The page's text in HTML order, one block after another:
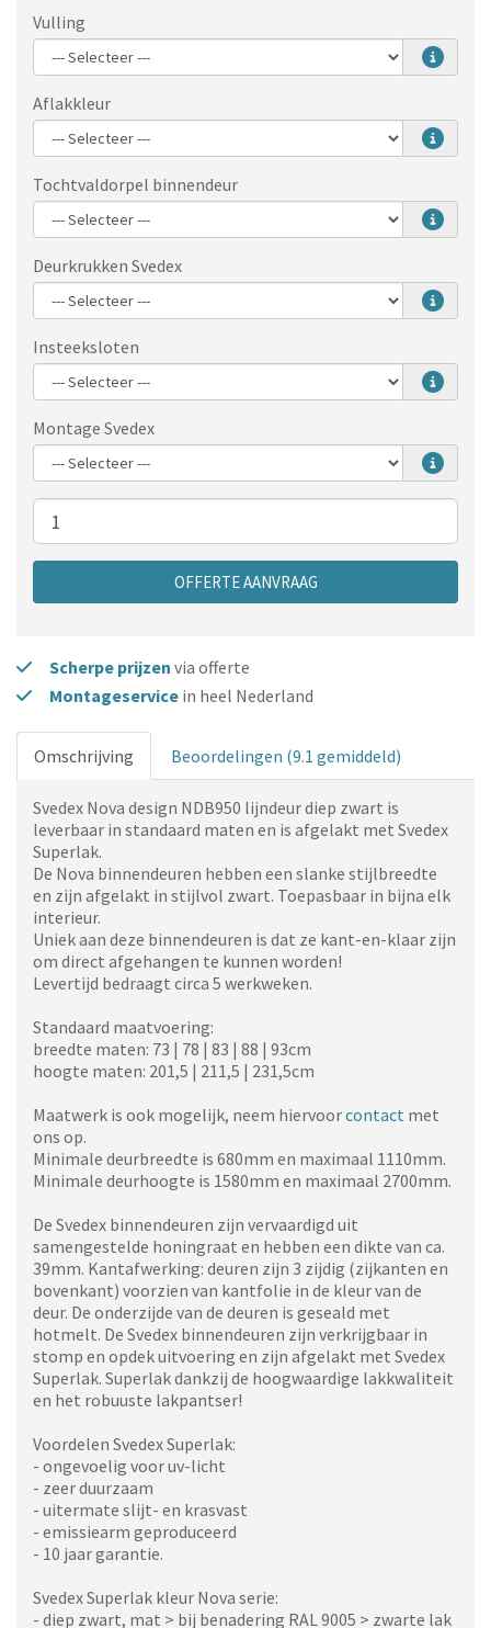
Vulling
Aflakkleur
Tochtvaldorpel binnendeur
Deurkrukken Svedex
Insteeksloten
Montage Svedex
Aantal
OFFERTE AANVRAAG
Scherpe prijzen via offerte
Montageservice in heel Nederland
Omschrijving Beoordelingen (9.1 gemiddeld)
Svedex Nova design NDB950 lijndeur diep zwart is
leverbaar in standaard maten en is afgelakt met Svedex
Superlak.
De Nova binnendeuren hebben een slanke stijlbreedte
en zijn afgelakt in stijlvol zwart. Toepasbaar in bijna elk
interieur.
Uniek aan deze binnendeuren is dat ze kant-en-klaar zijn
om direct afgehangen te kunnen worden!
Levertijd bedraagt circa 5 werkweken.
Standaard maatvoering:
breedte maten: 73 | 78 | 83 | 88 | 93cm
hoogte maten: 201,5 | 211,5 | 231,5cm
Maatwerk is ook mogelijk, neem hiervoorcontact met
ons op.
Minimale deurbreedte is 680mm en maximaal 1110mm.
Minimale deurhoogte is 1580mm en maximaal 2700mm.
De Svedex binnendeuren zijn vervaardigd uit
samengestelde honingraat en hebben een dikte van ca.
39mm. Kantafwerking: deuren zijn 3 zijdig (zijkanten en
bovenkant) voorzien van kantfolie in de kleur van de
deur. De onderzijde van de deuren is geseald met
hotmelt. De Svedex binnendeuren zijn verkrijgbaar in
stomp en opdek uitvoering en zijn afgelakt met Svedex
Superlak. Superlak dankzij de hoogwaardige lakkwaliteit
en het robuuste lakpantser!
Voordelen Svedex Superlak:
- ongevoelig voor uv-licht
- zeer duurzaam
- uitermate slijt- en krasvast
- emissiearm geproduceerd
- 10 jaar garantie.
Svedex Superlak kleur Nova serie:
- diep zwart, mat > bij benadering RAL 9005 > zwarte lak